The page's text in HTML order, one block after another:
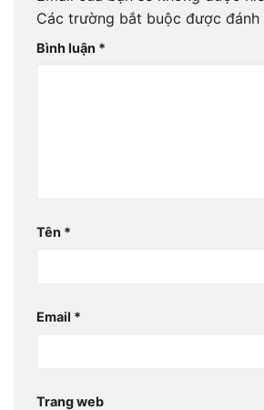
Các trường bắt buộc được đánh
Bình luận *
Tên *
Email *
Trang web